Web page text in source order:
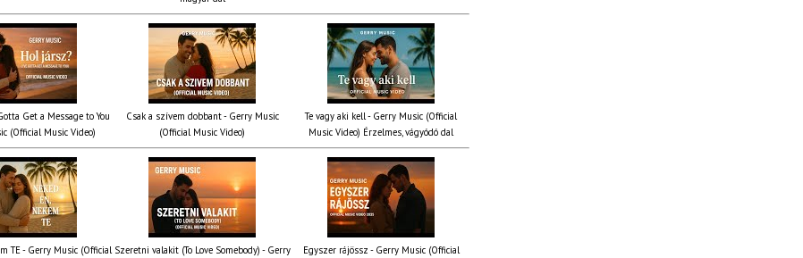
Get a Message to You
(Official Music Video)
Csak a szívem dobbant - Gerry Music
(Official Music Video)
Te vagy aki kell - Gerry Music (Official
Music Video) Érzelmes, vágyódó dal
TE - Gerry Music (Official Szeretni valakit (To Love Somebody) - Gerry
Egyszer rájössz - Gerry Music (Official